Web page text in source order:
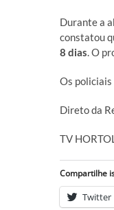
Durante a
constatou
8 dias. O
Os policiais
Direto da
TV
Compartilhe
Twitter